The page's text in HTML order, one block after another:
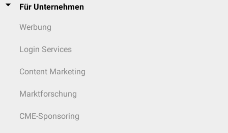
Für Unternehmen
Werbung
Login Services
Content Marketing
Marktforschung
CME-Sponsoring